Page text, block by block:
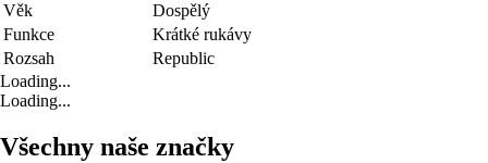
Věk
Dospělý
Funkce
Krátké rukávy
Rozsah
Republic
Loading...
Loading...
Všechny naše značky